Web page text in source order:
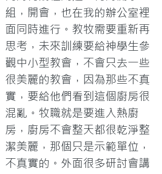
組，開會，也在我的辦公室裡
面同時進行。教牧需要重新再
思考，未來訓練要給神學生參
觀中小型教會，不會只去一些
很美麗的教會，因為那些不真
實，要給他們看到這個廚房很
混亂。牧職就是要進入熱廚
房，廚房不會整天都很乾淨整
潔美麗，那個只是示範單位，
不真實的。外面很多研討會講